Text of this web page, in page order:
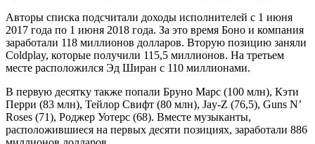
Авторы списка подсчитали доходы исполнителей с 1 июня
2017 года по 1 июня 2018 года. За это время Боно и компания
заработали 118 миллионов долларов. Вторую позицию заняли
Coldplay, которые получили 115,5 миллионов. На третьем
месте расположился Эд Ширан с 110 миллионами.
В первую десятку также попали Бруно Марс (100 млн), Кэти
Перри (83 млн), Тейлор Свифт (80 млн), Jay-Z (76,5), Guns N’
Roses (71), Роджер Уотерс (68). Вместе музыканты,
расположившиеся на первых десяти позициях, заработали 886